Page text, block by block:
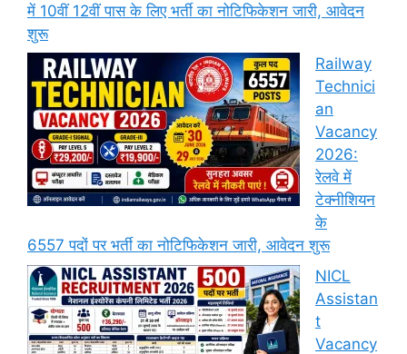
में 10वीं 12वीं पास के लिए भर्ती का नोटिफिकेशन जारी, आवेदन
शुरू
Railway
Technici
an
Vacancy
2026:
रेलवे में
टेक्नीशियन
के
6557 पदों पर भर्ती का नोटिफिकेशन जारी, आवेदन शुरू
NICL
Assistan
t
Vacancy